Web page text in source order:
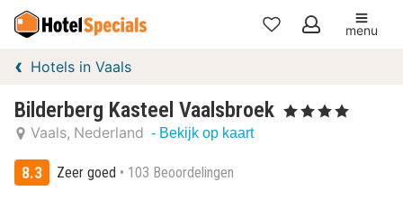
Mijn
menu
Hotels in Vaals
Bilderberg Kasteel Vaalsbroek , 4 Sterren
Vaals Nederland - Bekijk op kaart
8.3 Zeer goed 103 Beoordelingen